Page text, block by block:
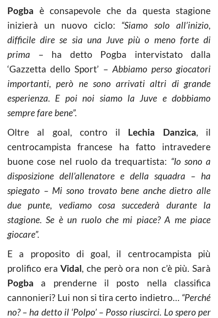
Pogba è consapevole che da questa stagione
inizierà un nuovo ciclo: “Siamo solo all’inizio,
difficile dire se sia una Juve più o meno forte di
prima – ha detto Pogba intervistato dalla
‘Gazzetta dello Sport’ – Abbiamo perso giocatori
importanti, però ne sono arrivati altri di grande
esperienza. E poi noi siamo la Juve e dobbiamo
sempre fare bene”.
Oltre al goal, contro il Lechia Danzica, il
centrocampista francese ha fatto intravedere
buone cose nel ruolo da trequartista: “Io sono a
disposizione dell’allenatore e della squadra – ha
spiegato – Mi sono trovato bene anche dietro alle
due punte, vediamo cosa succederà durante la
stagione. Se è un ruolo che mi piace? A me piace
giocare”.
E a proposito di goal, il centrocampista più
prolifico eraVidal, che però ora non c’è più. Sarà
Pogba a prenderne il posto nella classifica
cannonieri? Lui non si tira certo indietro… “Perché
no? – ha detto il ‘Polpo’ – Posso riuscirci. Lo spero per